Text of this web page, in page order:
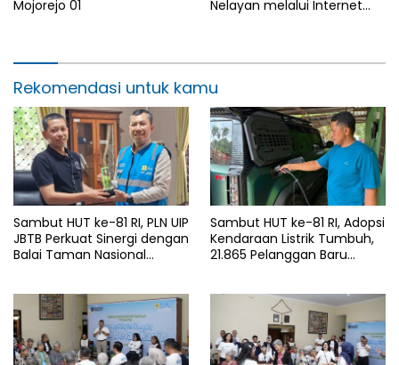
Mojorejo 01
Nelayan melalui Internet
Rekomendasi untuk kamu
Sambut HUT ke-81 RI, PLN UIP
JBTB Perkuat Sinergi dengan
Balai Taman Nasional
kV Paiton–
Watudodol/Kalipuro
Sambut HUT ke-81 RI, Adopsi
Kendaraan Listrik Tumbuh,
21.865 Pelanggan Baru